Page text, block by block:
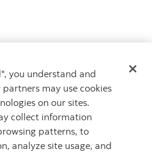
numéros, contactez-nous par
you understand and
may use cookies
on our sites.
collect information
patterns, to
analyze site usage, and